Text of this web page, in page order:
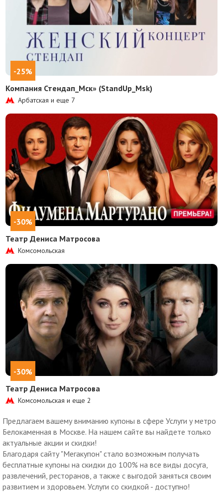
-25%
Компания Стендап_Мск» (StandUp_Msk)
Арбатская и еще 7
-30%
Театр Дениса Матросова
Комсомольская
-30%
Театр Дениса Матросова
Комсомольская и еще2
Предлагаем вашему вниманию купоны в сфере Услуги у метро
Белокаменная в Москве. На нашем сайте вы найдете только
актуальные акции и скидки!
Благодаря сайту "Мегакупон" стало возможным получать
бесплатные купоны на скидки до 100% на все виды досуга,
развлечений, ресторанов, а также с выгодой заняться своим
развитием и здоровьем. Услуги со скидкой - доступно!